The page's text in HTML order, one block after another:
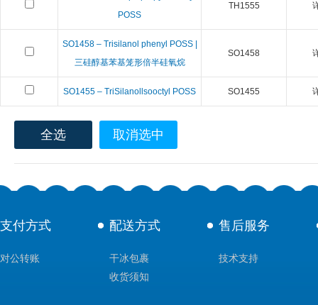
POSS
TH1555
SO1458 – Trisilanol phenyl POSS |
三硅醇基苯基笼形倍半硅氧烷
SO1458
SO1455 – TriSilanollsooctyl POSS SO1455
全选 取消选中
支付方式
对公转账
配送方式
干冰包裹
收货须知
售后服务
技术支持